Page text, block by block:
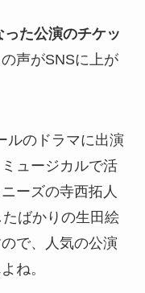
た公演のチケッ
声がSNSに上が
ルのドラマに出演
ュージカルで活
ーズの寺西拓人
ばかりの生田絵
で、人気の公演
ね。